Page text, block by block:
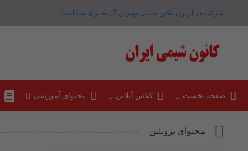
شرکت در آزمون آنلاین شیمی بهترین گزینه برای شماست .
صفحه نخست کلاس آنلاین محتوای آموزشی
محتوای پروتئین